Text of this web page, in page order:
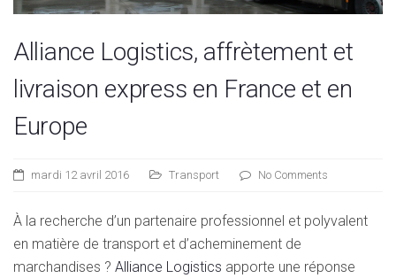
Alliance Logistics, affrètement et
livraison express en France et en
Europe
mardi 12 avril 2016 Transport No Comments
À la recherche d’un partenaire professionnel et polyvalent
en matière de transport et d’acheminement de
marchandises ? Alliance Logistics apporte une réponse